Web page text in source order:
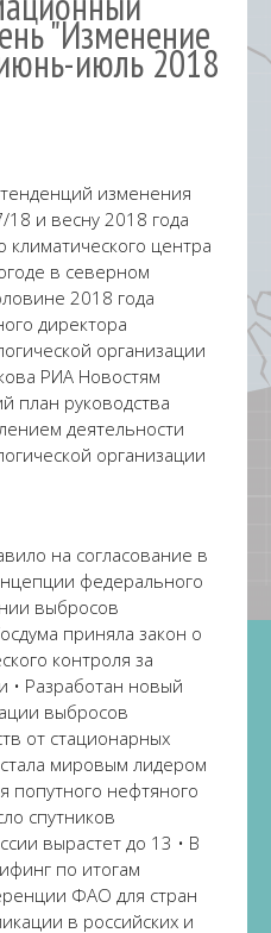
"Изменение
июль 2018
изменения
18 и весну 2018 года
климатического центра
в северном
2018 года
директора
организации
РИА Новостям
план руководства
деятельности
организации
на согласование в
федерального
выбросов
приняла закон о
контроля за
Разработан новый
выбросов
от стационарных
мировым лидером
попутного нефтяного
спутников
вырастет до 13 • В
по итогам
ФАО для стран
в российских и